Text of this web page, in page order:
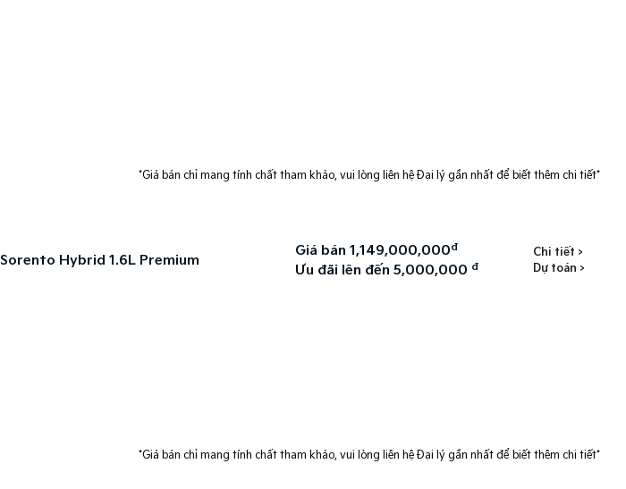
*Giá bán chỉ mang tính chất tham khảo, vui lòng liên hệ Đại lý gần nhất để biết thêm chi tiết*
Sorento Hybrid 1.6L Premium
Giá bán 1,149,000,000đ
Ưu đãi lên đến 5,000,000 đ
Chi tiết >
Dự toán >
*Giá bán chỉ mang tính chất tham khảo, vui lòng liên hệ Đại lý gần nhất để biết thêm chi tiết*